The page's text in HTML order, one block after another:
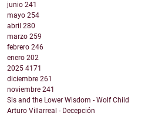
junio 241
mayo 254
abril 280
marzo 259
febrero 246
enero 202
2025 4171
diciembre 261
noviembre 241
Sis and the Lower Wisdom - Wolf Child
Arturo Villarreal - Decepción